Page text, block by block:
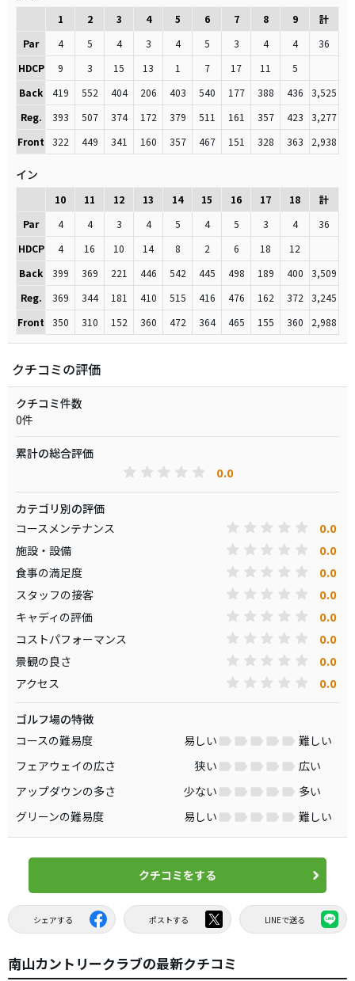
1 2 3 4 5 6 7 8 9
計
Par
4 5 4 3 4 5 3 4 4
36
HDCP
9 3 15 13 1 7 17 11
5
Back
419 552 404 206 403 540 177 388 436
3,525
Reg.
393 507 374 172 379 511 161 357 423
3,277
Front
322 449 341 160 357 467 151 328 363 2,938
イン
10 11 12 13 14 15 16 17 18
計
Par
4 4 3 4 5 4 5 3 4
36
HDCP
4 16 10 14 8 2 6 18
12
Back
399 369 221 446 542 445 498 189 400
3,509
Reg.
369 344 181 410 515 416 476 162 372
3,245
Front
350 310 152 360 472 364 465 155 360 2,988
クチコミの評価
クチコミ件数
0件
累計の総合評価
0.0
カテゴリ別の評価
コースメンテナンス
0.0
施設・設備 0.0
食事の満足度 0.0
スタッフの接客 0.0
キャディの評価 0.0
コストパフォーマンス 0.0
景観の良さ 0.0
アクセス 0.0
ゴルフ場の特徴
コースの難易度
易しい
難しい
フェアウェイの広さ
狭い
広い
アップダウンの多さ
少ない
多い
グリーンの難易度
易しい 難しい
クチコミをする
シェアする ポストする LINEで送る
南山カントリークラブの最新クチコミ